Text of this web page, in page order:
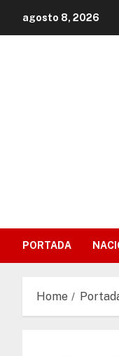
agosto 8, 2026
PORTADA
Home